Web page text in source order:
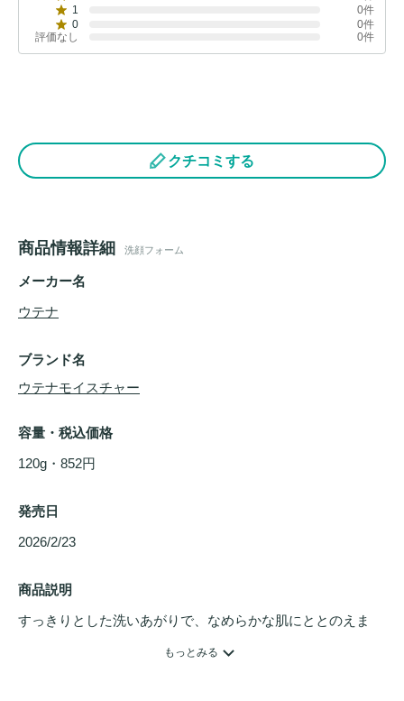
1
0件
0
0件
評価なし
0件
クチコミする
商品情報詳細 洗顔フォーム
メーカー名
ウテナ
ブランド名
ウテナモイスチャー
容量・税込価格
120g・852円
発売日
2026/2/23
商品説明
すっきりとした洗いあがりで、なめらかな肌にととのえま
もっとみる